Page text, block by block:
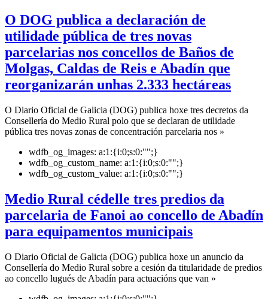
O DOG publica a declaración de
utilidade pública de tres novas
parcelarias nos concellos de Baños de
Molgas, Caldas de Reis e Abadín que
reorganizarán unhas 2.333 hectáreas
O Diario Oficial de Galicia (DOG) publica hoxe tres decretos da
Consellería do Medio Rural polo que se declaran de utilidade
pública tres novas zonas de concentración parcelaria nos »
wdfb_og_images: a:1:{i:0;s:0:"";}
wdfb_og_custom_name: a:1:{i:0;s:0:"";}
wdfb_og_custom_value: a:1:{i:0;s:0:"";}
Medio Rural cédelle tres predios da
parcelaria de Fanoi ao concello de Abadín
para equipamentos municipais
O Diario Oficial de Galicia (DOG) publica hoxe un anuncio da
Consellería do Medio Rural sobre a cesión da titularidade de predios
ao concello lugués de Abadín para actuacións que van »